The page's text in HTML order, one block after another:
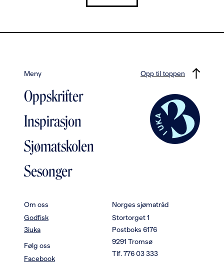
Meny
Oppskrifter
Inspirasjon
Sjømatskolen
Sesonger
Om oss
Godfisk
3iuka
Følg oss
Facebook
Norges sjømatråd
Stortorget 1
Postboks 6176
9291 Tromsø
Tlf. 776 03 333
Opp til toppen